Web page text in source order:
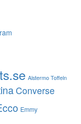
Alstermo Toffeln
Converse
Emmy